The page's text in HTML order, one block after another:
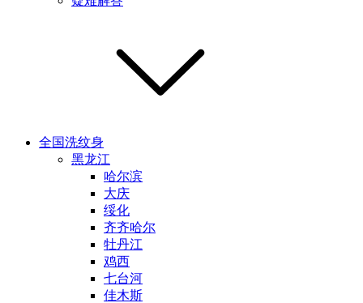
全国洗纹身
黑龙江
哈尔滨
大庆
绥化
齐齐哈尔
牡丹江
鸡西
七台河
佳木斯